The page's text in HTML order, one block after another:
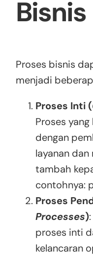
Bisnis
Proses bisnis
menjadi
Proses Inti (
Proses
dengan
layanan
tambah
contohnya:
Proses
Processes)
proses inti
kelancaran